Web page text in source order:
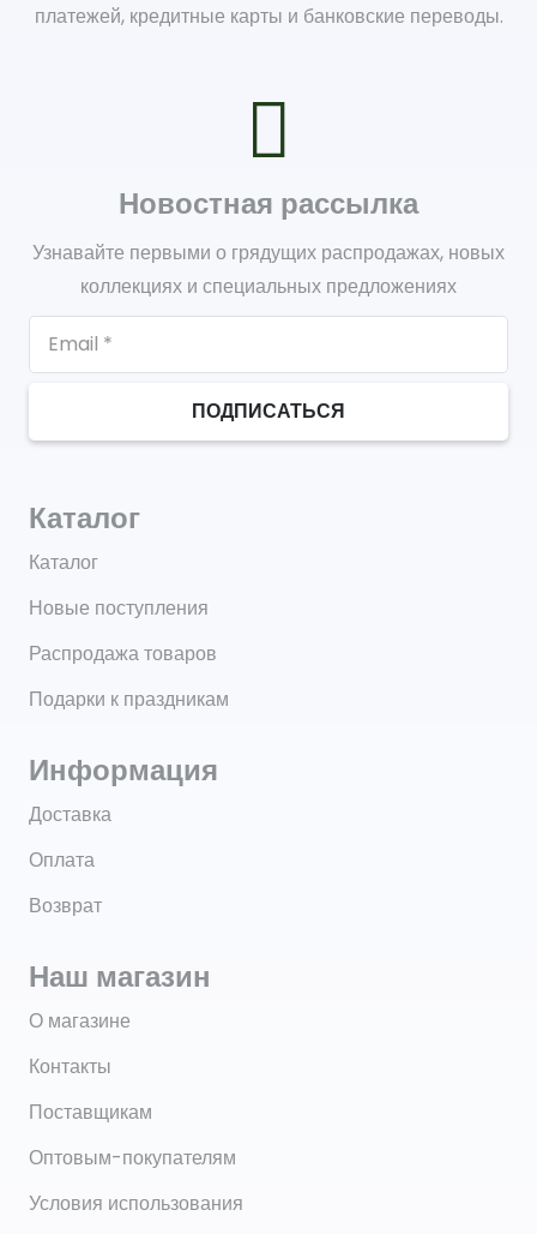
платежей, кредитные карты и банковские переводы.
Новостная рассылка
Узнавайте первыми о грядущих распродажах, новых
коллекциях и специальных предложениях
ПОДПИСАТЬСЯ
Каталог
Каталог
Новые поступления
Распродажа товаров
Подарки к праздникам
Информация
Доставка
Оплата
Возврат
Наш магазин
О магазине
Контакты
Поставщикам
Оптовым-покупателям
Условия использования